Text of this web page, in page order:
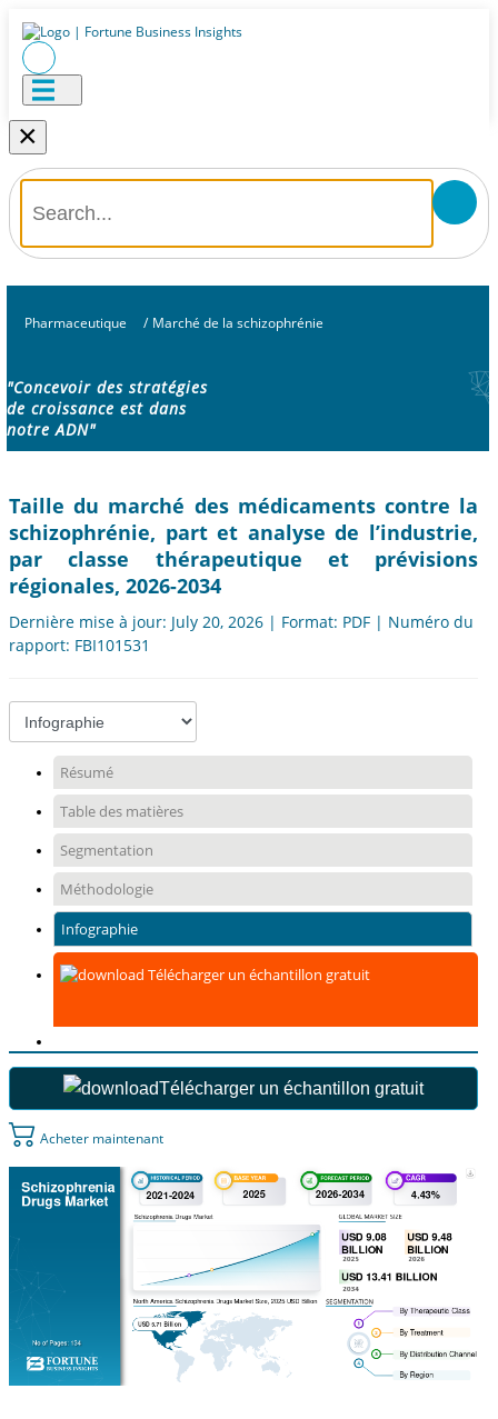
×
Pharmaceutique / Marché de la schizophrénie
"Concevoir des stratégies
de croissance est dans
notre ADN"
Taille du marché des médicaments contre la
schizophrénie, part et analyse de l’industrie,
par classe thérapeutique et prévisions
régionales, 2026-2034
Dernière mise à jour: July 20, 2026 | Format: PDF | Numéro du
rapport: FBI101531
Résumé
Table des matières
Segmentation
Méthodologie
Infographie
Télécharger un échantillon gratuit
Télécharger un échantillon gratuit
Acheter maintenant